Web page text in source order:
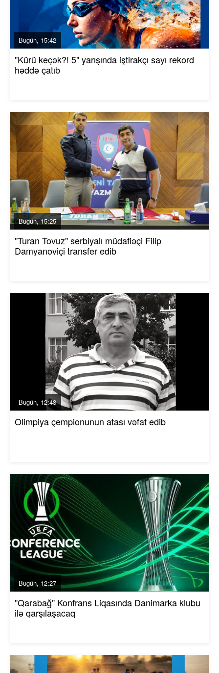
Bugün, 15:42
"Kürü keçək?! 5" yarışında iştirakçı sayı rekord
həddə çatıb
Bugün, 15:25
"Turan Tovuz" serbiyalı müdafiəçi Filip
Damyanoviçi transfer edib
Bugün, 12:48
Olimpiya çempionunun atası vəfat edib
Bugün, 12:27
"Qarabağ" Konfrans Liqasında Danimarka klubu
ilə qarşılaşacaq